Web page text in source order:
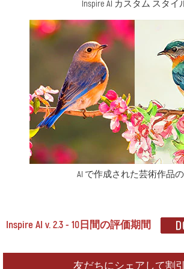
Inspire AI カスタム スタイ
AI で作成された芸術作品
Inspire AI v. 2.3 - 10日間の評価期間
友だちにシェアして割